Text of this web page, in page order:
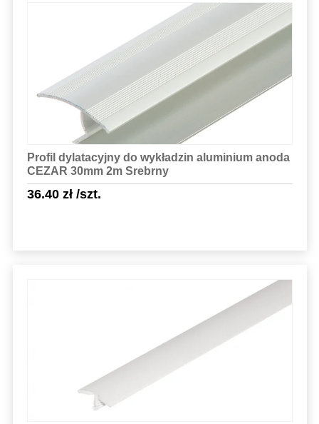
Sprawdź szczegóły
Profil dylatacyjny do wykładzin aluminium anoda
CEZAR 30mm 2m Srebrny
36.40 zł/szt.